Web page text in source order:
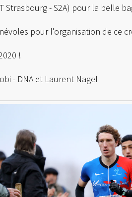
Strasbourg - S2A) pour la belle
pour l'organisation de ce
!
- DNA et Laurent Nagel